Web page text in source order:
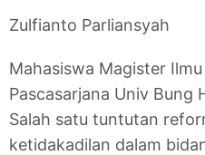
Zulfianto Parliansyah
Mahasiswa Magister
Pascasarjana Univ Bung
Salah satu tuntutan
ketidakadilan dalam